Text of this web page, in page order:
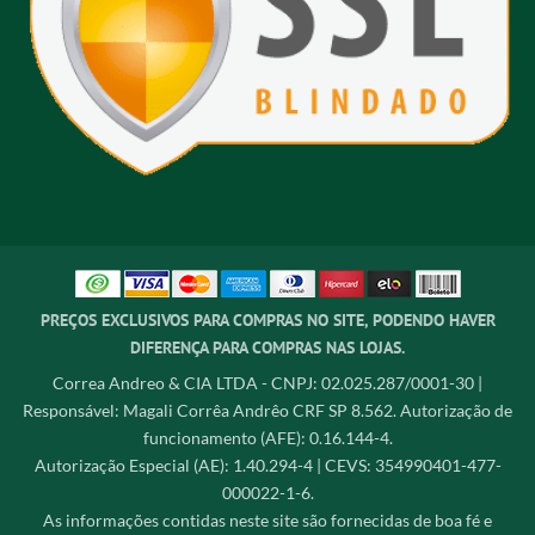
PREÇOS EXCLUSIVOS PARA COMPRAS NO SITE, PODENDO HAVER
DIFERENÇA PARA COMPRAS NAS LOJAS.
Correa Andreo & CIA LTDA - CNPJ: 02.025.287/0001-30 |
Responsável: Magali Corrêa Andrêo CRF SP 8.562. Autorização de
funcionamento (AFE): 0.16.144-4.
Autorização Especial (AE): 1.40.294-4 | CEVS: 354990401-477-
000022-1-6.
As informações contidas neste site são fornecidas de boa fé e